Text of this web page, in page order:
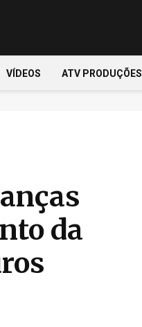
VÍDEOS ATV PRODUÇÕES
da